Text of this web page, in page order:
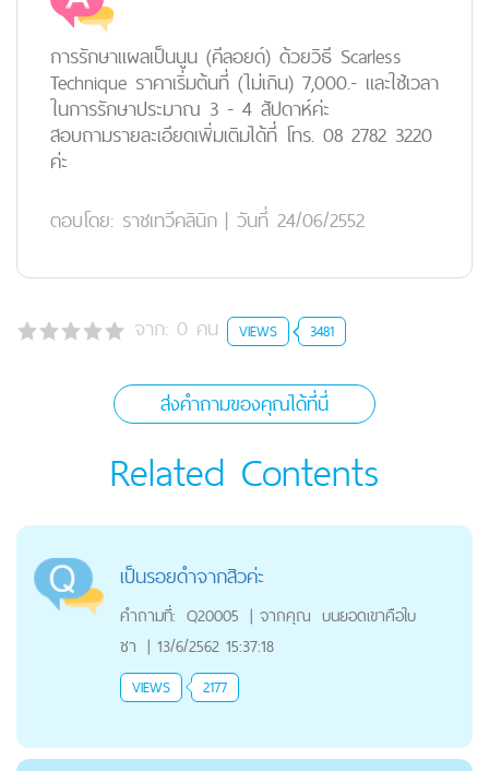
การรักษาแผลเป็นนูน (คีลอยด์) ด้วยวิธี Scarless
Technique ราคาเริ่มต้นที่ (ไม่เกิน) 7,000.- และใช้เวลา
ในการรักษาประมาณ 3 - 4 สัปดาห์ค่ะ
สอบถามรายละเอียดเพิ่มเติมได้ที่ โทร. 08 2782 3220
ค่ะ
ตอบโดย: ราชเทวีคลินิก | วันที่ 24/06/2552
จาก: 0 คน VIEWS 3481
ส่งคำถามของคุณได้ที่นี่
Related Contents
เป็นรอยดำจากสิวค่ะ
คำถามที่: Q20005 | จากคุณ บนยอดเขาคือใบ
ชา | 13/6/2562 15:37:18
VIEWS 2177